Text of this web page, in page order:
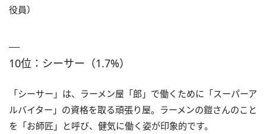
役員）
10位：シーサー（1.7%）
「シーサー」は、ラーメン屋「郎」で働くために「スーパーア
ルバイター」の資格を取る頑張り屋。ラーメンの鎧さんのこと
を「お師匠」と呼び、健気に働く姿が印象的です。